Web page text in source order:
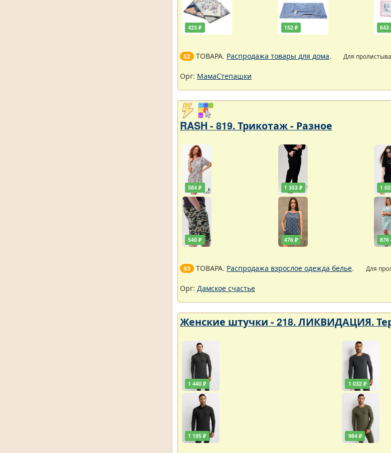
423 ₽ 152 ₽ 643
52 ТОВАРА. Распродажа товары для дома. Для
Орг: МамаСтепашки
RASH - 819. Трикотаж - Разное
584 ₽
540 ₽
1 353 ₽
476 ₽
1
876
93 ТОВАРА. Распродажа взрослое одежда белье. Для
Орг: Дамское счастье
Женские штучки - 218. ЛИКВИДАЦИЯ.
1 440 ₽
1 195 ₽
1 032 ₽
984 ₽